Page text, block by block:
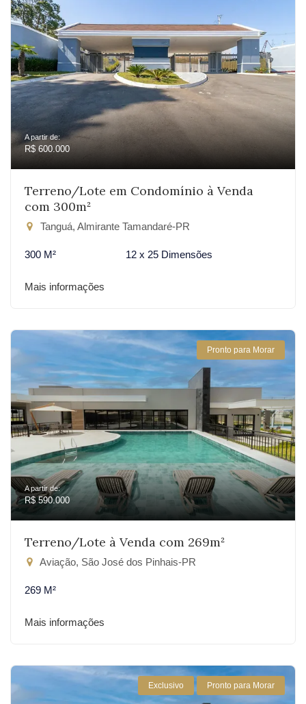
A partir de:
R$ 600.000
Terreno/Lote em Condomínio à Venda
com 300m²
Tanguá, Almirante Tamandaré-PR
300 M² 12 x 25 Dimensões
Mais informações
Pronto para Morar
A partir de:
R$ 590.000
Terreno/Lote à Venda com 269m²
Aviação, São José dos Pinhais-PR
269 M²
Mais informações
Exclusivo Pronto para Morar